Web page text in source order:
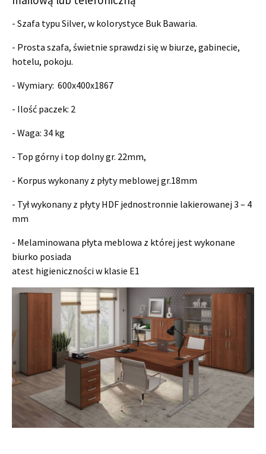
- Szafa typu Silver, w kolorystyce Buk Bawaria.
- Prosta szafa, świetnie sprawdzi się w biurze, gabinecie,
hotelu, pokoju.
- Wymiary: 600x400x1867
- Ilość paczek: 2
- Waga: 34 kg
- Top górny i top dolny gr. 22mm,
- Korpus wykonany z płyty meblowej gr.18mm
- Tył wykonany z płyty HDF jednostronnie lakierowanej 3 – 4
mm
- Melaminowana płyta meblowa z której jest wykonane
biurko posiada
atest higieniczności w klasie E1